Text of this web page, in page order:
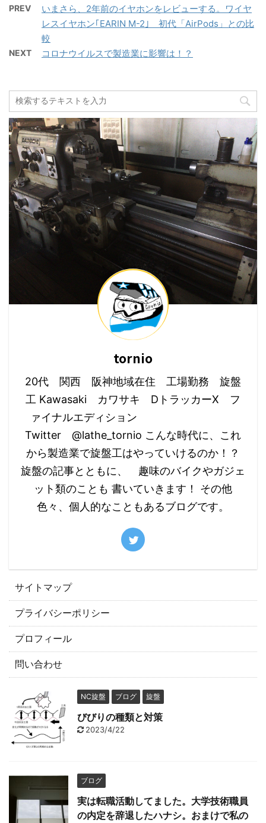
PREV
いまさら、2年前のイヤホンをレビューする。ワイヤ
レスイヤホン｢EARIN M-2｣ 初代「AirPods」との比
較
NEXT コロナウイルスで製造業に影響は！？
tornio
20代 関西 阪神地域在住 工場勤務 旋盤
工 Kawasaki カワサキ DトラッカーX フ
ァイナルエディション
Twitter @lathe_tornio こんな時代に、これ
から製造業で旋盤工はやっていけるのか！？
旋盤の記事とともに、 趣味のバイクやガジェ
ット類のことも 書いていきます！ その他
色々、個人的なこともあるブログです。
サイトマップ
プライバシーポリシー
プロフィール
問い合わせ
NC旋盤 ブログ 旋盤
びびりの種類と対策
2023/4/22
ブログ
実は転職活動してました。大学技術職員
の内定を辞退したハナシ。おまけで私の